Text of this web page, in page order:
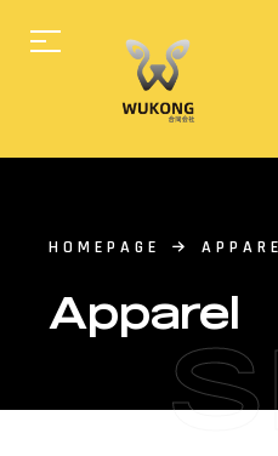
HOMEPAGE
Apparel